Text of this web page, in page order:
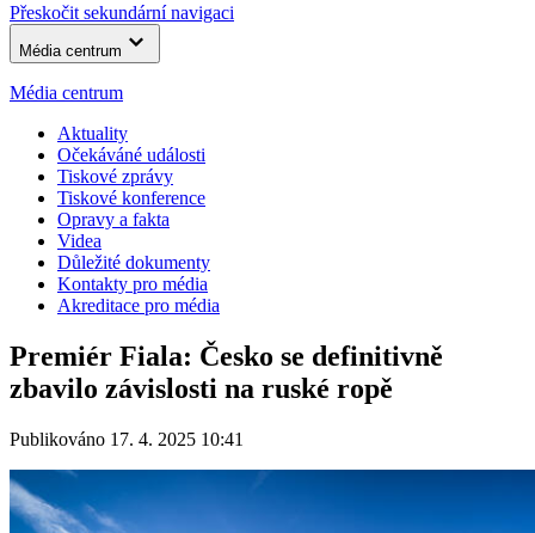
Přeskočit sekundární navigaci
Média centrum
Média centrum
Aktuality
Očekáváné události
Tiskové zprávy
Tiskové konference
Opravy a fakta
Videa
Důležité dokumenty
Kontakty pro média
Akreditace pro média
Premiér Fiala: Česko se definitivně
zbavilo závislosti na ruské ropě
Publikováno 17. 4. 2025 10:41